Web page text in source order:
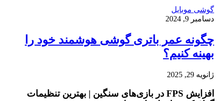
گوشی موبایل
دسامبر 9, 2024
چگونه عمر باتری گوشی هوشمند خود را
بهینه کنیم؟
ژانویه 29, 2025
افزایش FPS در بازی‌های سنگین | بهترین تنظیمات